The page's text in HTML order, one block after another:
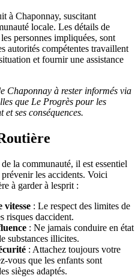
à Chaponnay, suscitant
locale. Les détails de
personnes impliquées, sont
autorités compétentes travaillent
et fournir une assistance
Chaponnay à rester informés via
que Le Progrès pour les
ses conséquences.
la communauté, il est essentiel
les accidents. Voici
à garder à lesprit :
vitesse : Le respect des limites de
risques daccident.
: Ne jamais conduire en état
substances illicites.
: Attachez toujours votre
vous que les enfants sont
sièges adaptés.